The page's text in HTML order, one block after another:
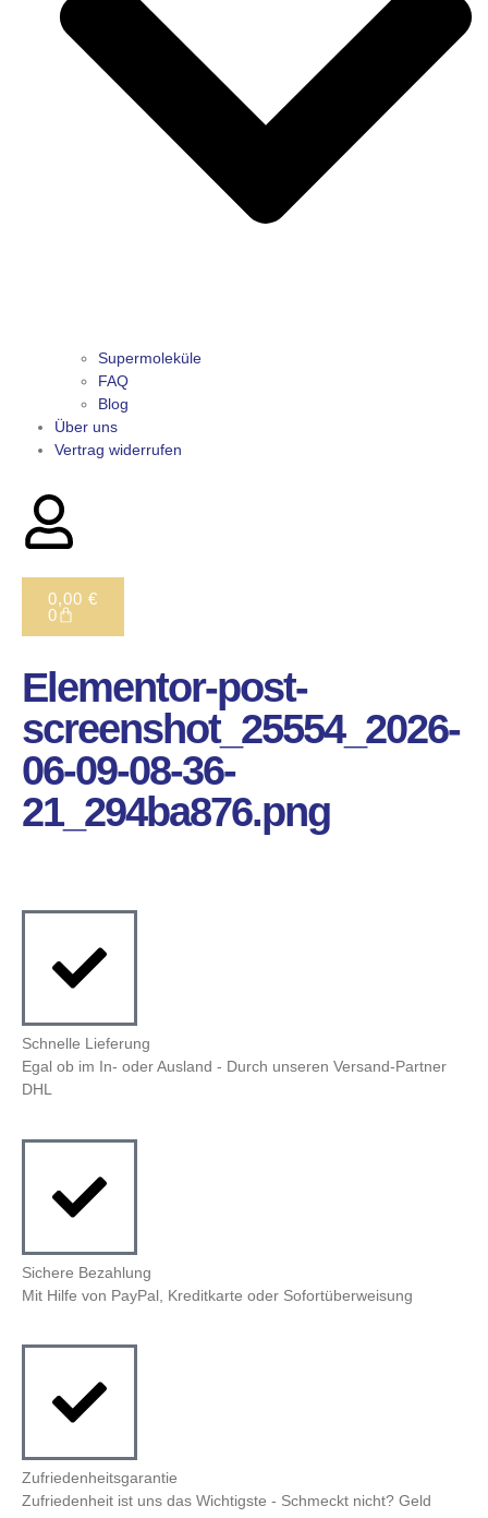
Supermoleküle
FAQ
Blog
Über uns
Vertrag widerrufen
0,00 €
0
Elementor-post-
screenshot_25554_2026-
06-09-08-36-
21_294ba876.png
Schnelle Lieferung
Egal ob im In- oder Ausland - Durch unseren Versand-Partner
DHL
Sichere Bezahlung
Mit Hilfe von PayPal, Kreditkarte oder Sofortüberweisung
Zufriedenheitsgarantie
Zufriedenheit ist uns das Wichtigste - Schmeckt nicht? Geld